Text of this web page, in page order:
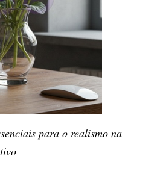
para o realismo na
o